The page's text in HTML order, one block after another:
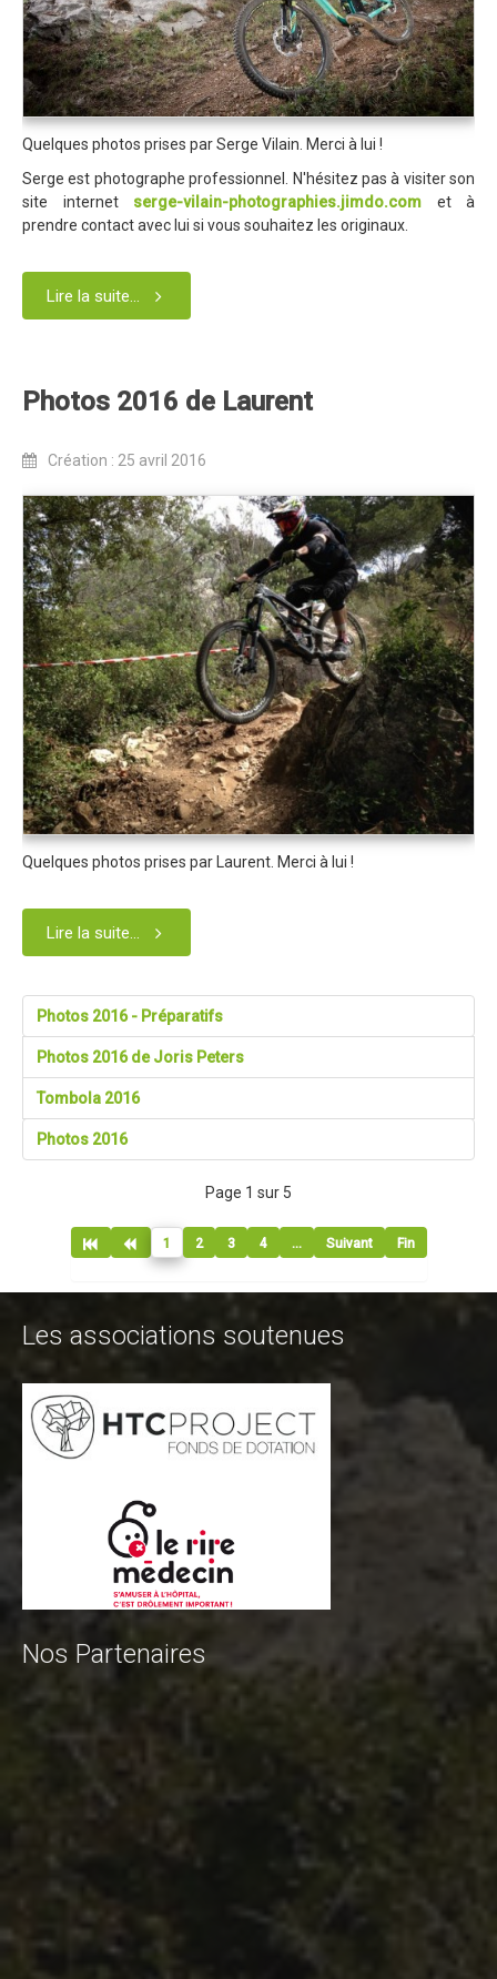
Dans les Médias
Tombola
Programme de la journée
Partenaires
Règlement
Retour sur l'Enduro 2017
Edition 2017
Résultats
Programme de la journée
Partenaires
Règlement
Retour sur l'Enduro 2016
Edition 2016
Blog 2016
Bilan de l'Enduro 2016
Résultats
Photos & Vidéos
Liste des inscrits
Programme de la journée
Règlement
Blog 2015
Résultats
Photos
Partenaires
Blog 2014
Le site de l'Enduro...
La page facebook de l'Enduro...
Contact
Contact Tribal Club VTT
Quelques photos prises par Serge Vilain. Merci à lui !
Serge est photographe professionnel. N'hésitez pas à visiter son
site internet serge-vilain-photographies.jimdo.com et à
prendre contact avec lui si vous souhaitez les originaux.
Lire la suite...
Photos 2016 de Laurent
Création : 25 avril 2016
Quelques photos prises par Laurent. Merci à lui !
Lire la suite...
Photos 2016 - Préparatifs
Photos 2016 de Joris Peters
Tombola 2016
Photos 2016
Page 1 sur 5
1 2 3 4 ... Suivant Fin
Les associations soutenues
Nos Partenaires